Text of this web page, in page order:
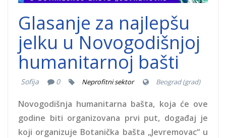
Glasanje za najlepšu
jelku u Novogodišnjoj
humanitarnoj bašti
Sofija 0 Neprofitni sektor Beograd (grad)
Novogodišnja humanitarna bašta, koja će ove
godine biti organizovana prvi put, događaj je
koji organizuje Botanička bašta „Jevremovac“ u